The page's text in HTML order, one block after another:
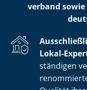
ver­band
Lokal-
stän­di­gen